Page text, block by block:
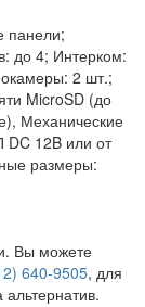
панели;
до 4; Интерком:
2 шт.;
MicroSD (до
Механические
DC 12B или от
размеры:
Вы можете
640-9505, для